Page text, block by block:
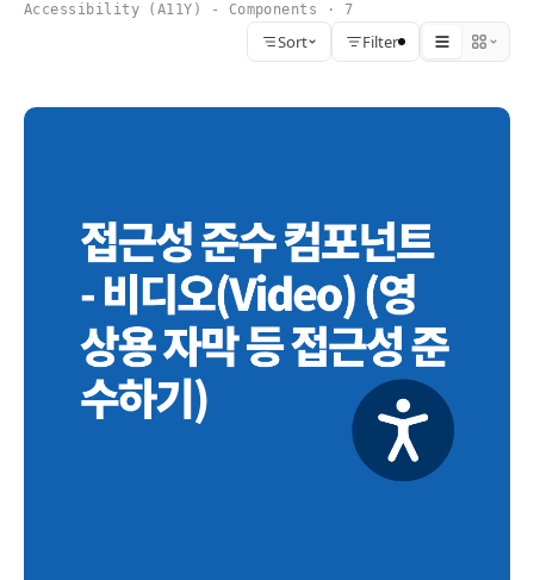
Accessibility (A11Y) - Components · 7
Sort Filter